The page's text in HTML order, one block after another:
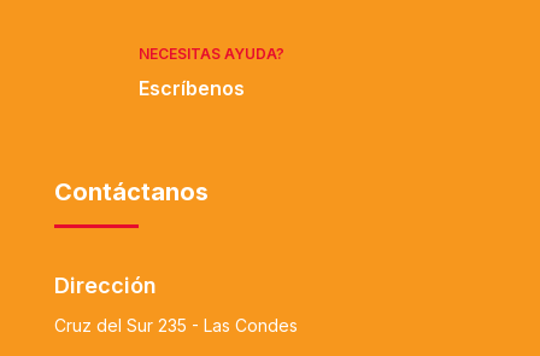
NECESITAS AYUDA?
Escríbenos
Contáctanos
Dirección
Cruz del Sur 235 - Las Condes